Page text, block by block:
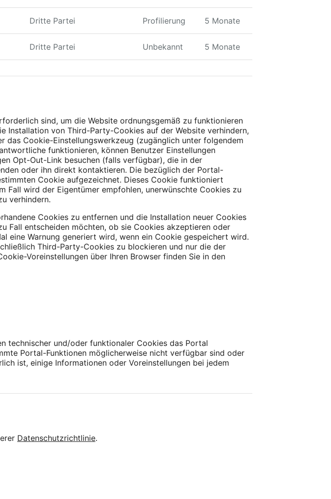
Dritte Partei Profilierung 5 Monate
Dritte Partei Unbekannt 5 Monate
sind, um die Website ordnungsgemäß zu funktionieren
Installation von Third-Party-Cookies auf der Website verhindern,
Cookie-Einstellungswerkzeug (zugänglich unter folgendem
funktionieren, können Benutzer Einstellungen
Opt-Out-Link besuchen (falls verfügbar), die in der
oder ihn direkt kontaktieren. Die bezüglich der Portal-
Cookie aufgezeichnet. Dieses Cookie funktioniert
Fall wird der Eigentümer empfohlen, unerwünschte Cookies zu
verhindern.
Cookies zu entfernen und die Installation neuer Cookies
Fall entscheiden möchten, ob sie Cookies akzeptieren oder
eine Warnung generiert wird, wenn ein Cookie gespeichert wird.
Third-Party-Cookies zu blockieren und nur die der
Voreinstellungen über Ihren Browser finden Sie in den
technischer und/oder funktionaler Cookies das Portal
Portal-Funktionen möglicherweise nicht verfügbar sind oder
ist, einige Informationen oder Voreinstellungen bei jedem
Datenschutzrichtlinie.